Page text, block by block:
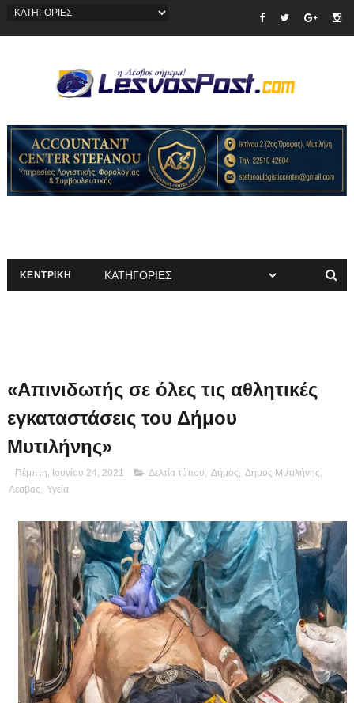
ΚΕΝΤΡΙΚΗ
«Απινιδωτής σε όλες τις αθλητικές
εγκαταστάσεις του Δήμου
Μυτιλήνης»
Πέμπτη, Ιουνίου 24, 2021 Δελτία τύπου Δήμος Δήμος Μυτιλήνης
Λεσβος
Υγεία